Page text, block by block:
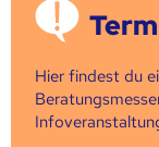
Hier findest du